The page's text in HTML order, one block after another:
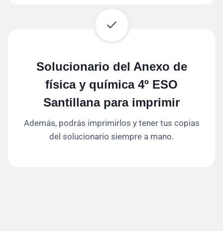
Solucionario del Anexo de
física y química 4º ESO
Santillana para imprimir
Además, podrás imprimirlos y tener tus copias
del solucionario siempre a mano.